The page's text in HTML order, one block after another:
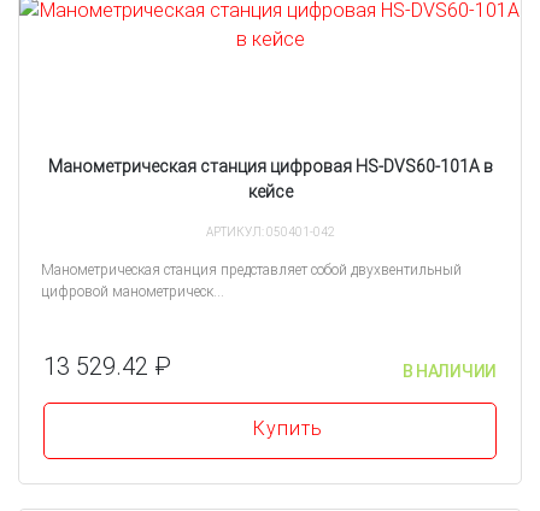
Манометрическая станция цифровая HS-DVS60-101A в
кейсе
АРТИКУЛ: 050401-042
Манометрическая станция представляет собой двухвентильный
цифровой манометрическ...
13 529.42 ₽ В НАЛИЧИИ
Купить